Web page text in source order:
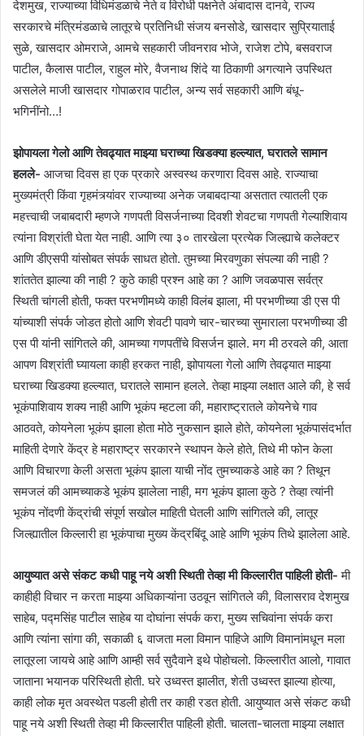
देशमुख, राज्याच्या विधिमंडळाचे नेते व विरोधी पक्षनेते अंबादास दानवे, राज्य
सरकारचे मंत्रिमंडळाचे लातूरचे प्रतिनिधी संजय बनसोडे, खासदार सुप्रियाताई
सुळे, खासदार ओमराजे, आमचे सहकारी जीवनराव भोजे, राजेश टोपे, बसवराज
पाटील, कैलास पाटील, राहुल मोरे, वैजनाथ शिंदे या ठिकाणी अगत्याने उपस्थित
असलेले माजी खासदार गोपाळराव पाटील, अन्य सर्व सहकारी आणि बंधू-
भगिनींनो…!
झोपायला गेलो आणि तेवढ्यात माझ्या घराच्या खिडक्या हल्ल्यात, घरातले सामान
हलले- आजचा दिवस हा एक प्रकारे अस्वस्थ करणारा दिवस आहे. राज्याचा
मुख्यमंत्री किंवा गृहमंत्र्यांवर राज्याच्या अनेक जबाबदाऱ्या असतात त्यातली एक
महत्त्वाची जबाबदारी म्हणजे गणपती विसर्जनाच्या दिवशी शेवटचा गणपती गेल्याशिवाय
त्यांना विश्रांती घेता येत नाही. आणि त्या ३० तारखेला प्रत्येक जिल्ह्याचे कलेक्टर
आणि डीएसपी यांसोबत संपर्क साधत होतो. तुमच्या मिरवणुका संपल्या की नाही ?
शांततेत झाल्या की नाही ? कुठे काही प्रश्न आहे का ? आणि जवळपास सर्वत्र
स्थिती चांगली होती, फक्त परभणीमध्ये काही विलंब झाला, मी परभणीच्या डी एस पी
यांच्याशी संपर्क जोडत होतो आणि शेवटी पावणे चार-चारच्या सुमाराला परभणीच्या डी
एस पी यांनी सांगितले की, आमच्या गणपतींचे विसर्जन झाले. मग मी ठरवले की, आता
आपण विश्रांती घ्यायला काही हरकत नाही, झोपायला गेलो आणि तेवढ्यात माझ्या
घराच्या खिडक्या हल्ल्यात, घरातले सामान हलले. तेव्हा माझ्या लक्षात आले की, हे सर्व
भूकंपाशिवाय शक्य नाही आणि भूकंप म्हटला की, महाराष्ट्रातले कोयनेचे गाव
आठवते, कोयनेला भूकंप झाला होता मोठे नुकसान झाले होते, कोयनेला भूकंपासंदर्भात
माहिती देणारे केंद्र हे महाराष्ट्र सरकारने स्थापन केले होते, तिथे मी फोन केला
आणि विचारणा केली असता भूकंप झाला याची नोंद तुमच्याकडे आहे का ? तिथून
समजलं की आमच्याकडे भूकंप झालेला नाही, मग भूकंप झाला कुठे ? तेव्हा त्यांनी
भूकंप नोंदणी केंद्रांची संपूर्ण सखोल माहिती घेतली आणि सांगितले की, लातूर
जिल्ह्यातील किल्लारी हा भूकंपाचा मुख्य केंद्रबिंदू आहे आणि भूकंप तिथे झालेला आहे.
आयुष्यात असे संकट कधी पाहू नये अशी स्थिती तेव्हा मी किल्लारीत पाहिली होती- मी
काहीही विचार न करता माझ्या अधिकाऱ्यांना उठवून सांगितले की, विलासराव देशमुख
साहेब, पद्मसिंह पाटील साहेब या दोघांना संपर्क करा, मुख्य सचिवांना संपर्क करा
आणि त्यांना सांगा की, सकाळी ६ वाजता मला विमान पाहिजे आणि विमानांमधून मला
लातूरला जायचे आहे आणि आम्ही सर्व सुदैवाने इथे पोहोचलो. किल्लारीत आलो, गावात
जाताना भयानक परिस्थिती होती. घरे उध्वस्त झालीत, शेती उध्वस्त झाल्या होत्या,
काही लोक मृत अवस्थेत पडली होती तर काही रडत होती. आयुष्यात असे संकट कधी
पाहू नये अशी स्थिती तेव्हा मी किल्लारीत पाहिली होती. चालता-चालता माझ्या लक्षात